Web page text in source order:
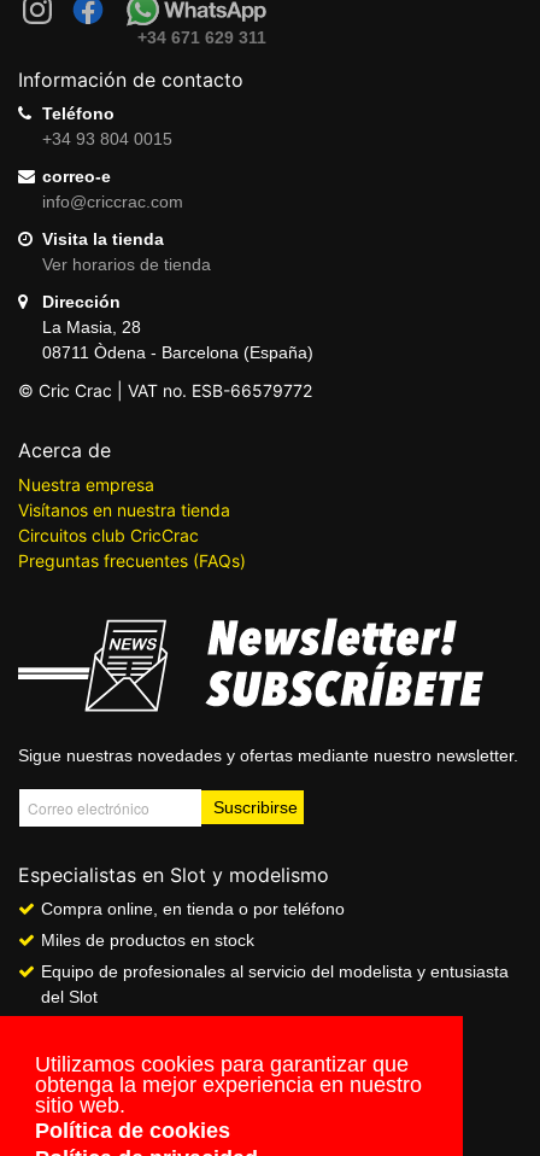
Utilizamos cookies para garantizar que
obtenga la mejor experiencia en nuestro
sitio web.
Política de cookies
+34 671 629 311
Información de contacto
Teléfono
+34 93 804 0015
correo-e
info@criccrac.com
Visita la tienda
Ver horarios de tienda
Dirección
La Masia, 28
08711 Òdena - Barcelona (España)
© Cric Crac | VAT no. ESB-66579772
Acerca de
Nuestra empresa
Visítanos en nuestra tienda
Circuitos club CricCrac
Preguntas frecuentes (FAQs)
Sigue nuestras novedades y ofertas mediante nuestro newsletter.
Especialistas en Slot y modelismo
Compra online, en tienda o por teléfono
Miles de productos en stock
Equipo de profesionales al servicio del modelista y entusiasta
del Slot
Servicio de pago seguro online
Envios a todo el mundo